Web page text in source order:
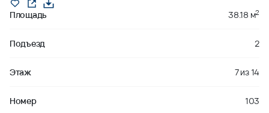
Площадь 38.18 м2
Подъезд 2
Этаж 7из14
Номер 103